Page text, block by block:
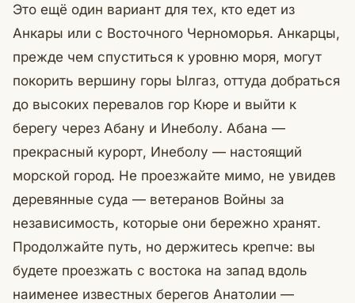
Это ещё один вариант для тех, кто едет из
Анкары или с Восточного Черноморья. Анкарцы,
прежде чем спуститься к уровню моря, могут
покорить вершину горы Ылгаз, оттуда добраться
до высоких перевалов гор Кюре и выйти к
берегу через Абану и Инеболу. Абана —
прекрасный курорт, Инеболу — настоящий
морской город. Не проезжайте мимо, не увидев
деревянные суда — ветеранов Войны за
независимость, которые они бережно хранят.
Продолжайте путь, но держитесь крепче: вы
будете проезжать с востока на запад вдоль
наименее известных берегов Анатолии —